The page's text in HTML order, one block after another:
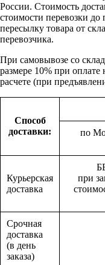
России. Стоимость
стоимости перевозки до
пересылку товара от
перевозчика.
При самовывозе со
размере 10% при
расчете (при
Способ
доставки:
по
Курьерская
доставка
при
Срочная
доставка
(в день
заказа)